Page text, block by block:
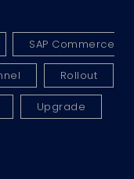
SAP Commerce
Rollout
Upgrade